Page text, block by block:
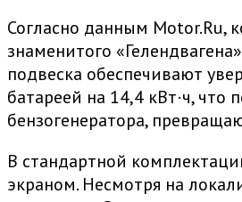
Согласно данным Motor.Ru,
знаменитого
подвеска обеспечивают
батареей на 14,4 кВт·ч, что
бензогенератора,
В стандартной
экраном. Несмотря на